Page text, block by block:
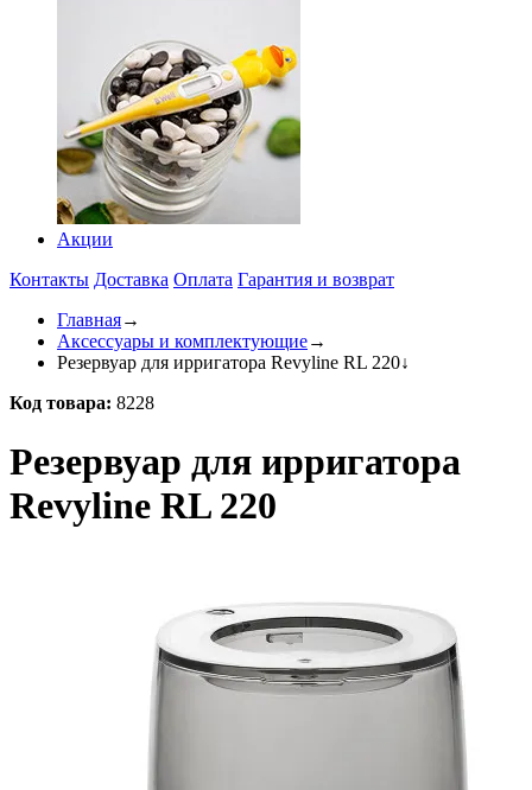
Акции
Контакты Доставка Оплата Гарантия и возврат
Главная→
Аксессуары и комплектующие→
Резервуар для ирригатора Revyline RL 220↓
Код товара: 8228
Резервуар для ирригатора
Revyline RL 220